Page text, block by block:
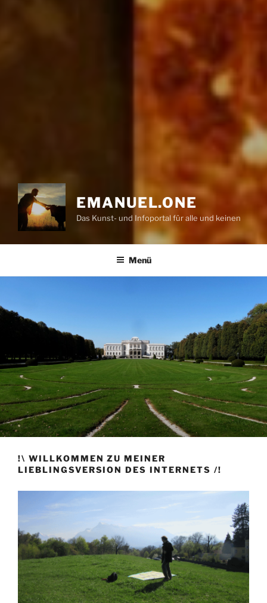
EMANUEL.ONE
Das Kunst- und Infoportal für alle und keinen
Menü
!\ WILLKOMMEN ZU MEINER
LIEBLINGSVERSION DES INTERNETS /!